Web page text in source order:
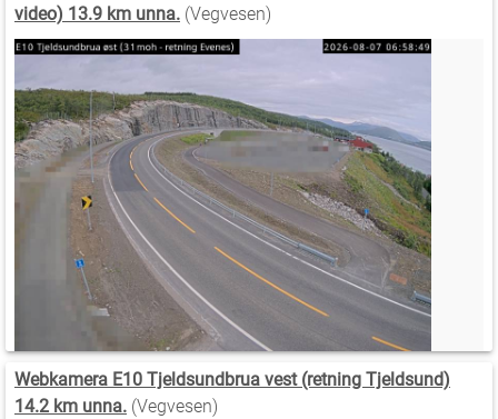
video) 13.9 km unna. (Vegvesen)
Webkamera E10 Tjeldsundbrua vest (retning Tjeldsund)
14.2 km unna. (Vegvesen)